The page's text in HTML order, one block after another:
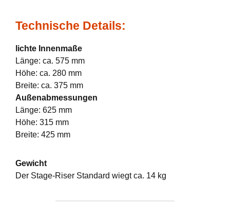
Technische Details:
lichte Innenmaße
Länge: ca. 575 mm
Höhe: ca. 280 mm
Breite: ca. 375 mm
Außenabmessungen
Länge: 625 mm
Höhe: 315 mm
Breite: 425 mm
Gewicht
Der Stage-Riser Standard wiegt ca. 14 kg